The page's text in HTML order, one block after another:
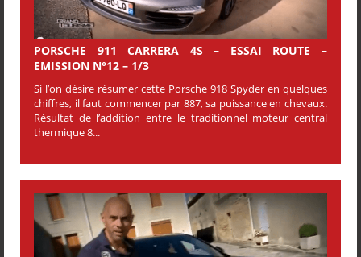
PORSCHE 911 CARRERA 4S – ESSAI ROUTE –
EMISSION N°12 – 1/3
Si l’on désire résumer cette Porsche 918 Spyder en quelques
chiffres, il faut commencer par 887, sa puissance en chevaux.
Résultat de l’addition entre le traditionnel moteur central
thermique 8...